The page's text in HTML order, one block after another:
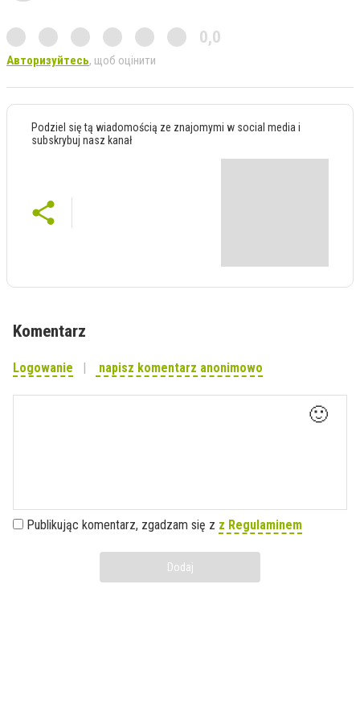
0,0
Авторизуйтесь, щоб оцінити
Podziel się tą wiadomością ze znajomymi w social media i
subskrybuj nasz kanał
Komentarz
Logowanie napisz komentarz anonimowo
🙂
Publikując komentarz, zgadzam się z z Regulaminem
Dodaj